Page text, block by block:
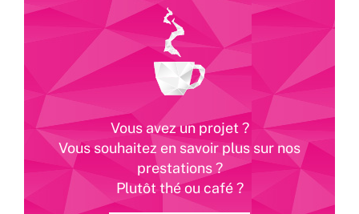
Vous avez un projet ?
Vous souhaitez en savoir plus sur nos
prestations ?
Plutôt thé ou café ?